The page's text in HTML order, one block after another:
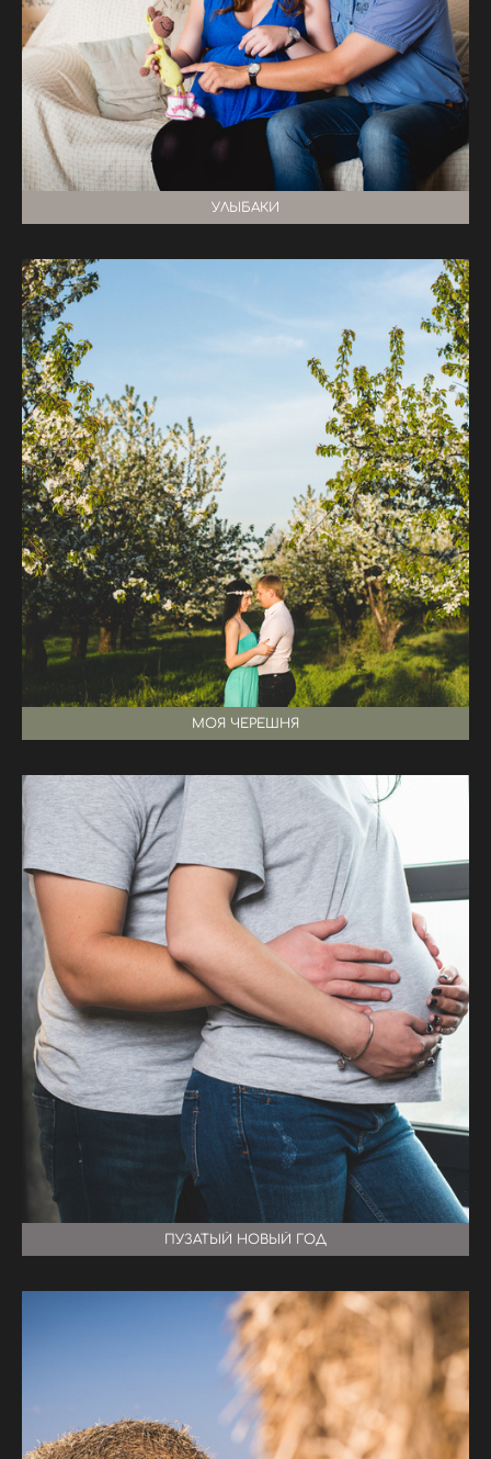
УЛЫБАКИ
МОЯ ЧЕРЕШНЯ
ПУЗАТЫЙ НОВЫЙ ГОД